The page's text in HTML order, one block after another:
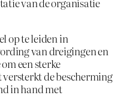
op te leiden in
van dreigingen en
een sterke
de bescherming
in hand met